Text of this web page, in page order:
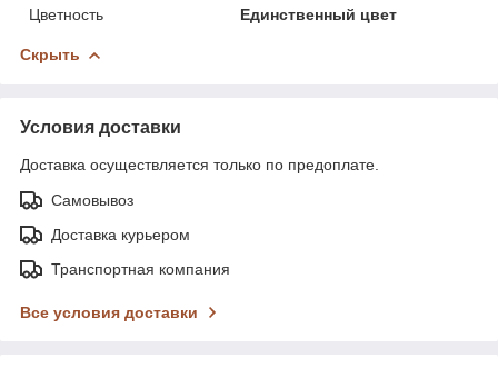
Цветность
Единственный цвет
Скрыть
Условия доставки
Доставка осуществляется только по предоплате.
Самовывоз
Доставка курьером
Транспортная компания
Все условия доставки